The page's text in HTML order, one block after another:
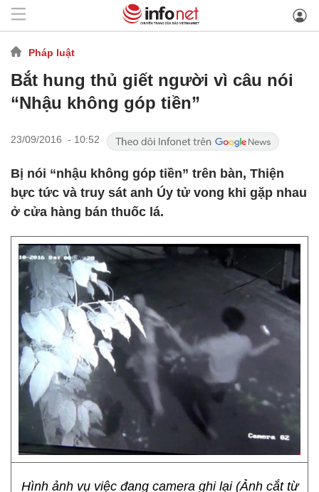
Pháp luật
Bắt hung thủ giết người vì câu nói
“Nhậu không góp tiền”
23/09/2016 - 10:52
Bị nói “nhậu không góp tiền” trên bàn, Thiện
bực tức và truy sát anh Úy tử vong khi gặp nhau
ở cửa hàng bán thuốc lá.
Hình ảnh vụ việc đang camera ghi lại (Ảnh cắt từ